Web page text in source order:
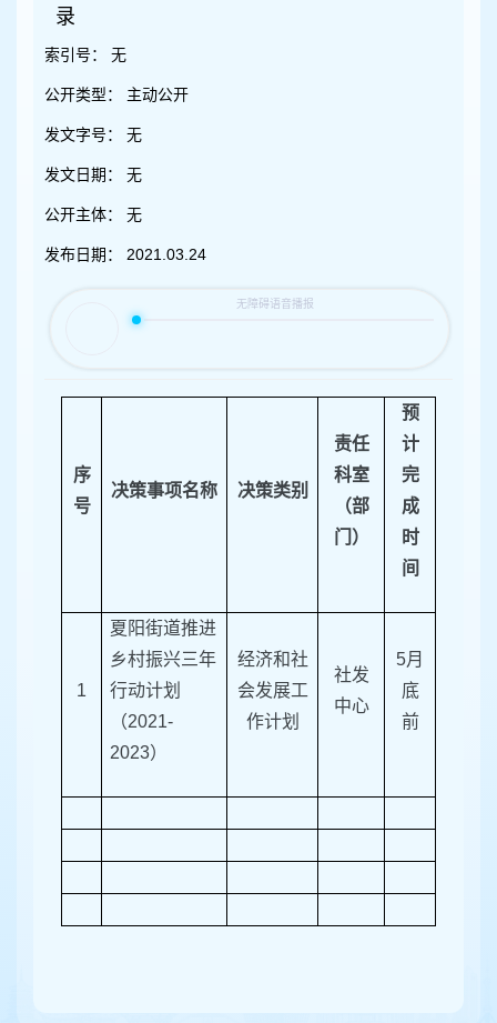
录
索引号： 无
公开类型： 主动公开
发文字号： 无
发文日期： 无
公开主体： 无
发布日期： 2021.03.24
序
号
决策事项名称 决策类别
责任
科室
（部
门）
预
计
完
成
时
间
1
夏阳街道推进
乡村振兴三年
行动计划
（2021-
2023）
经济和社
会发展工
作计划
社发
中心
5月
底
前